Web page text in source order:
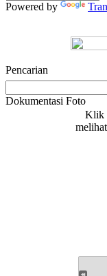
Powered by
Pencarian
Dokumentasi Foto
Klik
melihat